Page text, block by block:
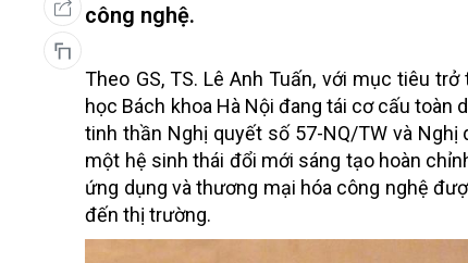
công nghệ.
Theo GS, TS. Lê Anh Tuấn, với mục tiêu
học Bách khoa Hà Nội đang tái cơ cấu
tinh thần Nghị quyết số 57-NQ/TW và
một hệ sinh thái đổi mới sáng tạo hoàn
ứng dụng và thương mại hóa công nghệ
đến thị trường.